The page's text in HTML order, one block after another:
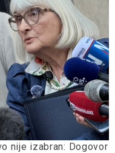
nije izabran: Dogovor